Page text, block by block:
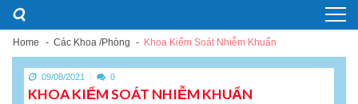
Skip
navigation
Skip
content
Home Các Khoa /Phòng Khoa Kiểm Soát Nhiễm Khuẩn
09/08/2021 0
KHOA KIỂM SOÁT NHIỄM KHUẨN